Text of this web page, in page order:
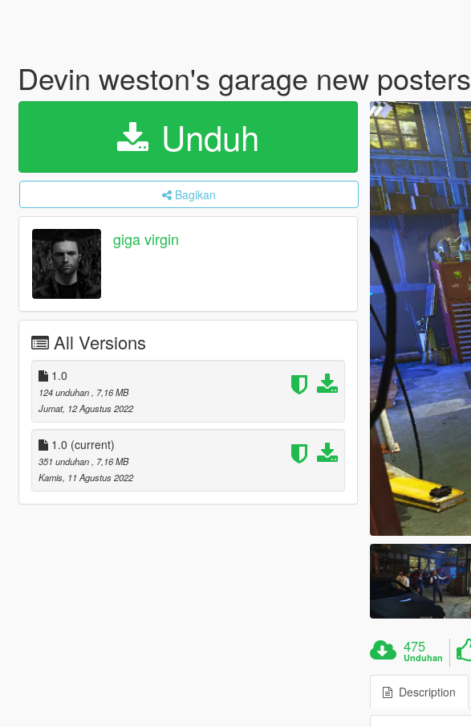
Devin weston's garage new posters
Unduh
Bagikan
giga virgin
All Versions
1.0
124 unduhan
, 7,16 MB
Jumat, 12 Agustus 2022
1.0 (current)
351 unduhan
, 7,16 MB
Kamis, 11 Agustus 2022
475
Unduhan
Description